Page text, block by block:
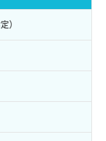
）